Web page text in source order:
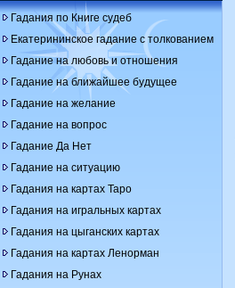
Гадания по Книге судеб
Екатерининское гадание с толкованием
Гадание на любовь и отношения
Гадание на ближайшее будущее
Гадание на желание
Гадание на вопрос
Гадание Да Нет
Гадание на ситуацию
Гадания на картах Таро
Гадания на игральных картах
Гадания на цыганских картах
Гадания на картах Ленорман
Гадания на Рунах